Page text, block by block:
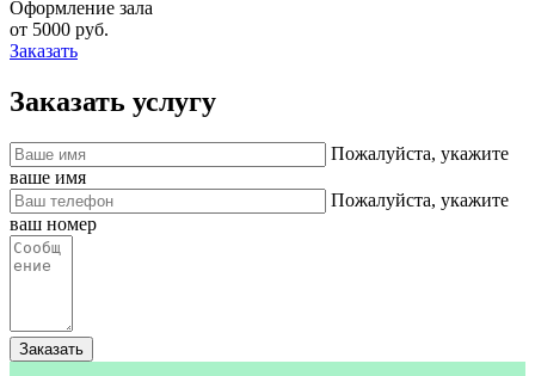
Оформление зала
от 5000 руб.
Заказать
Заказать услугу
Пожалуйста, укажите
ваше имя
Пожалуйста, укажите
ваш номер
Заказать